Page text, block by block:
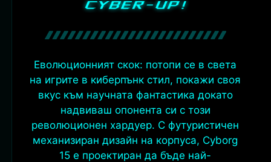
Еволюционният скок: потопи се в света
на игрите в киберпънк стил, покажи своя
вкус към научната фантастика докато
надвиваш опонента си с този
революционен хардуер. С футуристичен
механизиран дизайн на корпуса, Cyborg
15 е проектиран да бъде най-